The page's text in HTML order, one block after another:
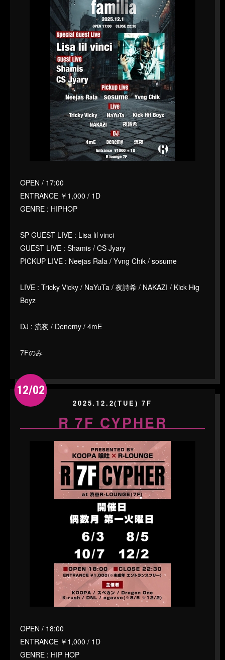
OPEN / 17:00
ENTRANCE ￥1,000 / 1D
GENRE : HIPHOP
SP GUEST LIVE : Lisa lil vinci
GUEST LIVE : Shamis / CS Jyary
PICKUP LIVE : Neejas Rala / Yvng Chik / sosume
LIVE : Tricky Vicky / NaYuTa / 夜詩希 / NAKAZI / Kick Hig
Boyz
DJ : 流夜 / Denemy / 4mE
7Fのみ
12/02
2025.12.2(TUE) 7F
R 7F CYPHER
OPEN / 18:00
ENTRANCE ￥1,000 / 1D
GENRE : HIP HOP